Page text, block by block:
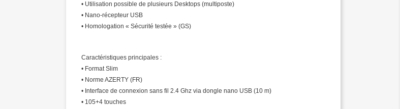
• Utilisation possible de plusieurs Desktops (multiposte)
• Nano-récepteur USB
• Homologation « Sécurité testée » (GS)
Caractéristiques principales :
• Format Slim
• Norme AZERTY (FR)
• Interface de connexion sans fil 2.4 Ghz via dongle nano USB (10 m)
• 105+4 touches